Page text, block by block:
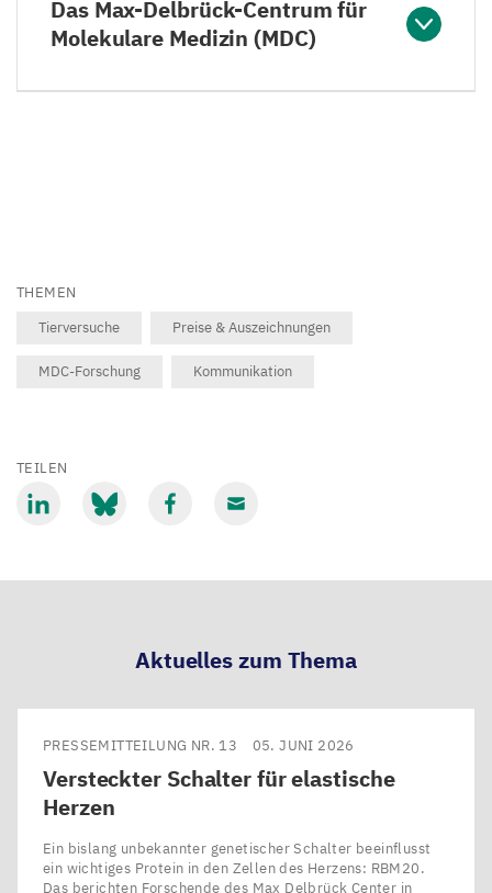
Das Max-Delbrück-Centrum für
Molekulare Medizin (MDC)
THEMEN
Tierversuche
Preise & Auszeichnungen
MDC-Forschung Kommunikation
TEILEN
Aktuelles zum Thema
PRESSEMITTEILUNG NR. 13 05. JUNI 2026
Versteckter Schalter für elastische
Herzen
Ein bislang unbekannter genetischer Schalter beeinflusst
ein wichtiges Protein in den Zellen des Herzens: RBM20.
Das berichten Forschende des Max Delbrück Center in ​